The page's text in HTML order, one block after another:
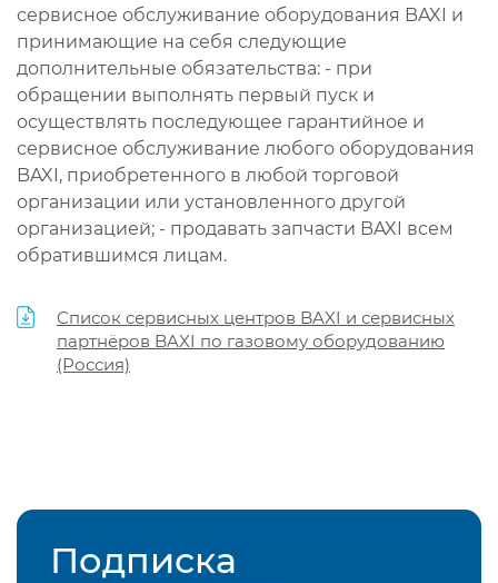
сервисное обслуживание оборудования BAXI и
принимающие на себя следующие
дополнительные обязательства: - при
обращении выполнять первый пуск и
осуществлять последующее гарантийное и
сервисное обслуживание любого оборудования
BAXI, приобретенного в любой торговой
организации или установленного другой
организацией; - продавать запчасти BAXI всем
обратившимся лицам.
Список сервисных центров BAXI и сервисных
партнёров BAXI по газовому оборудованию
(Россия)
Подписка